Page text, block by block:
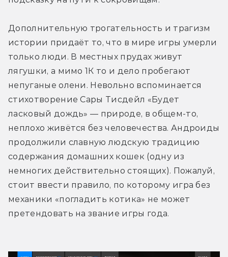
Дополнительную трогательность и трагизм
истории придаёт то, что в мире игры умерли
только люди. В местных прудах живут
лягушки, а мимо 1К то и дело пробегают
непуганые олени. Невольно вспоминается
стихотворение Сары Тисдейл «Будет
ласковый дождь» — природе, в общем-то,
неплохо живётся без человечества. Андроиды
продолжили славную людскую традицию
содержания домашних кошек (одну из
немногих действительно стоящих). Пожалуй,
стоит ввести правило, по которому игра без
механики «погладить котика» не может
претендовать на звание игры года.